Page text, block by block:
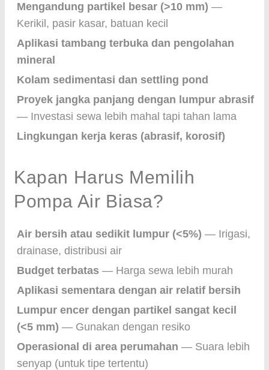
Mengandung partikel besar (>10 mm) —
Kerikil, pasir kasar, batuan kecil
Aplikasi tambang terbuka dan pengolahan
mineral
Kolam sedimentasi dan settling pond
Proyek jangka panjang dengan lumpur abrasif
— Investasi sewa lebih mahal tapi tahan lama
Lingkungan kerja keras (abrasif, korosif)
Kapan Harus Memilih
Pompa Air Biasa?
Air bersih atau sedikit lumpur (<5%) — Irigasi,
drainase, distribusi air
Budget terbatas — Harga sewa lebih murah
Aplikasi sementara dengan air relatif bersih
Lumpur encer dengan partikel sangat kecil
(<5 mm) — Gunakan dengan resiko
Operasional di area perumahan — Suara lebih
senyap (untuk tipe tertentu)